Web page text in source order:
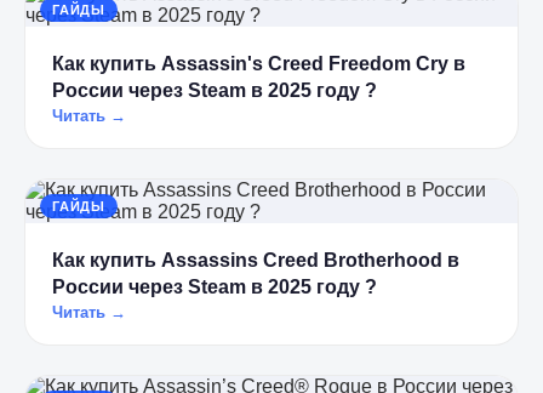
ГАЙДЫ
Как купить Assassin's Creed Freedom Cry в
России через Steam в 2025 году ?
Читать →
ГАЙДЫ
Как купить Assassins Creed Brotherhood в
России через Steam в 2025 году ?
Читать →